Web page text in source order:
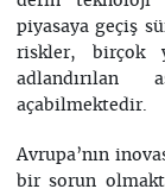
piyasaya geçiş
riskler, birçok
adlandırılan
açabilmektedir.
Avrupa’nın
bir sorun